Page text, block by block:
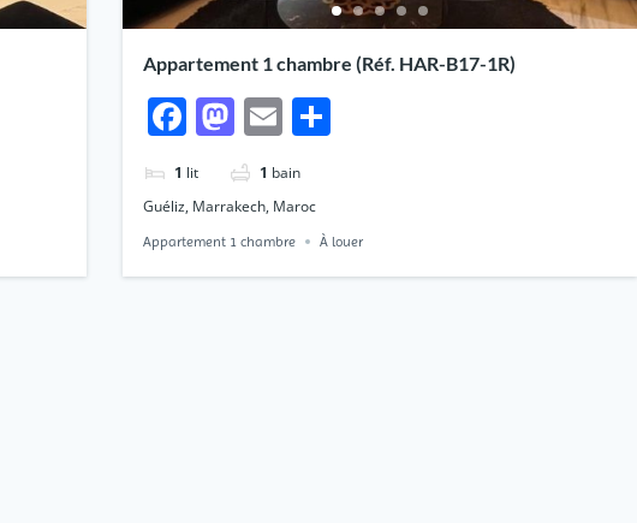
Appartement 1 chambre (Réf. HAR-B17-1R)
Facebook
Mastodon
Email
1 lit 1 bain
Guéliz, Marrakech, Maroc
Appartement 1 chambre À louer